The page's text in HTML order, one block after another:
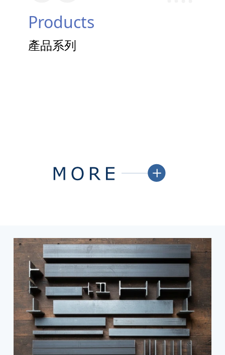
Products
產品系列